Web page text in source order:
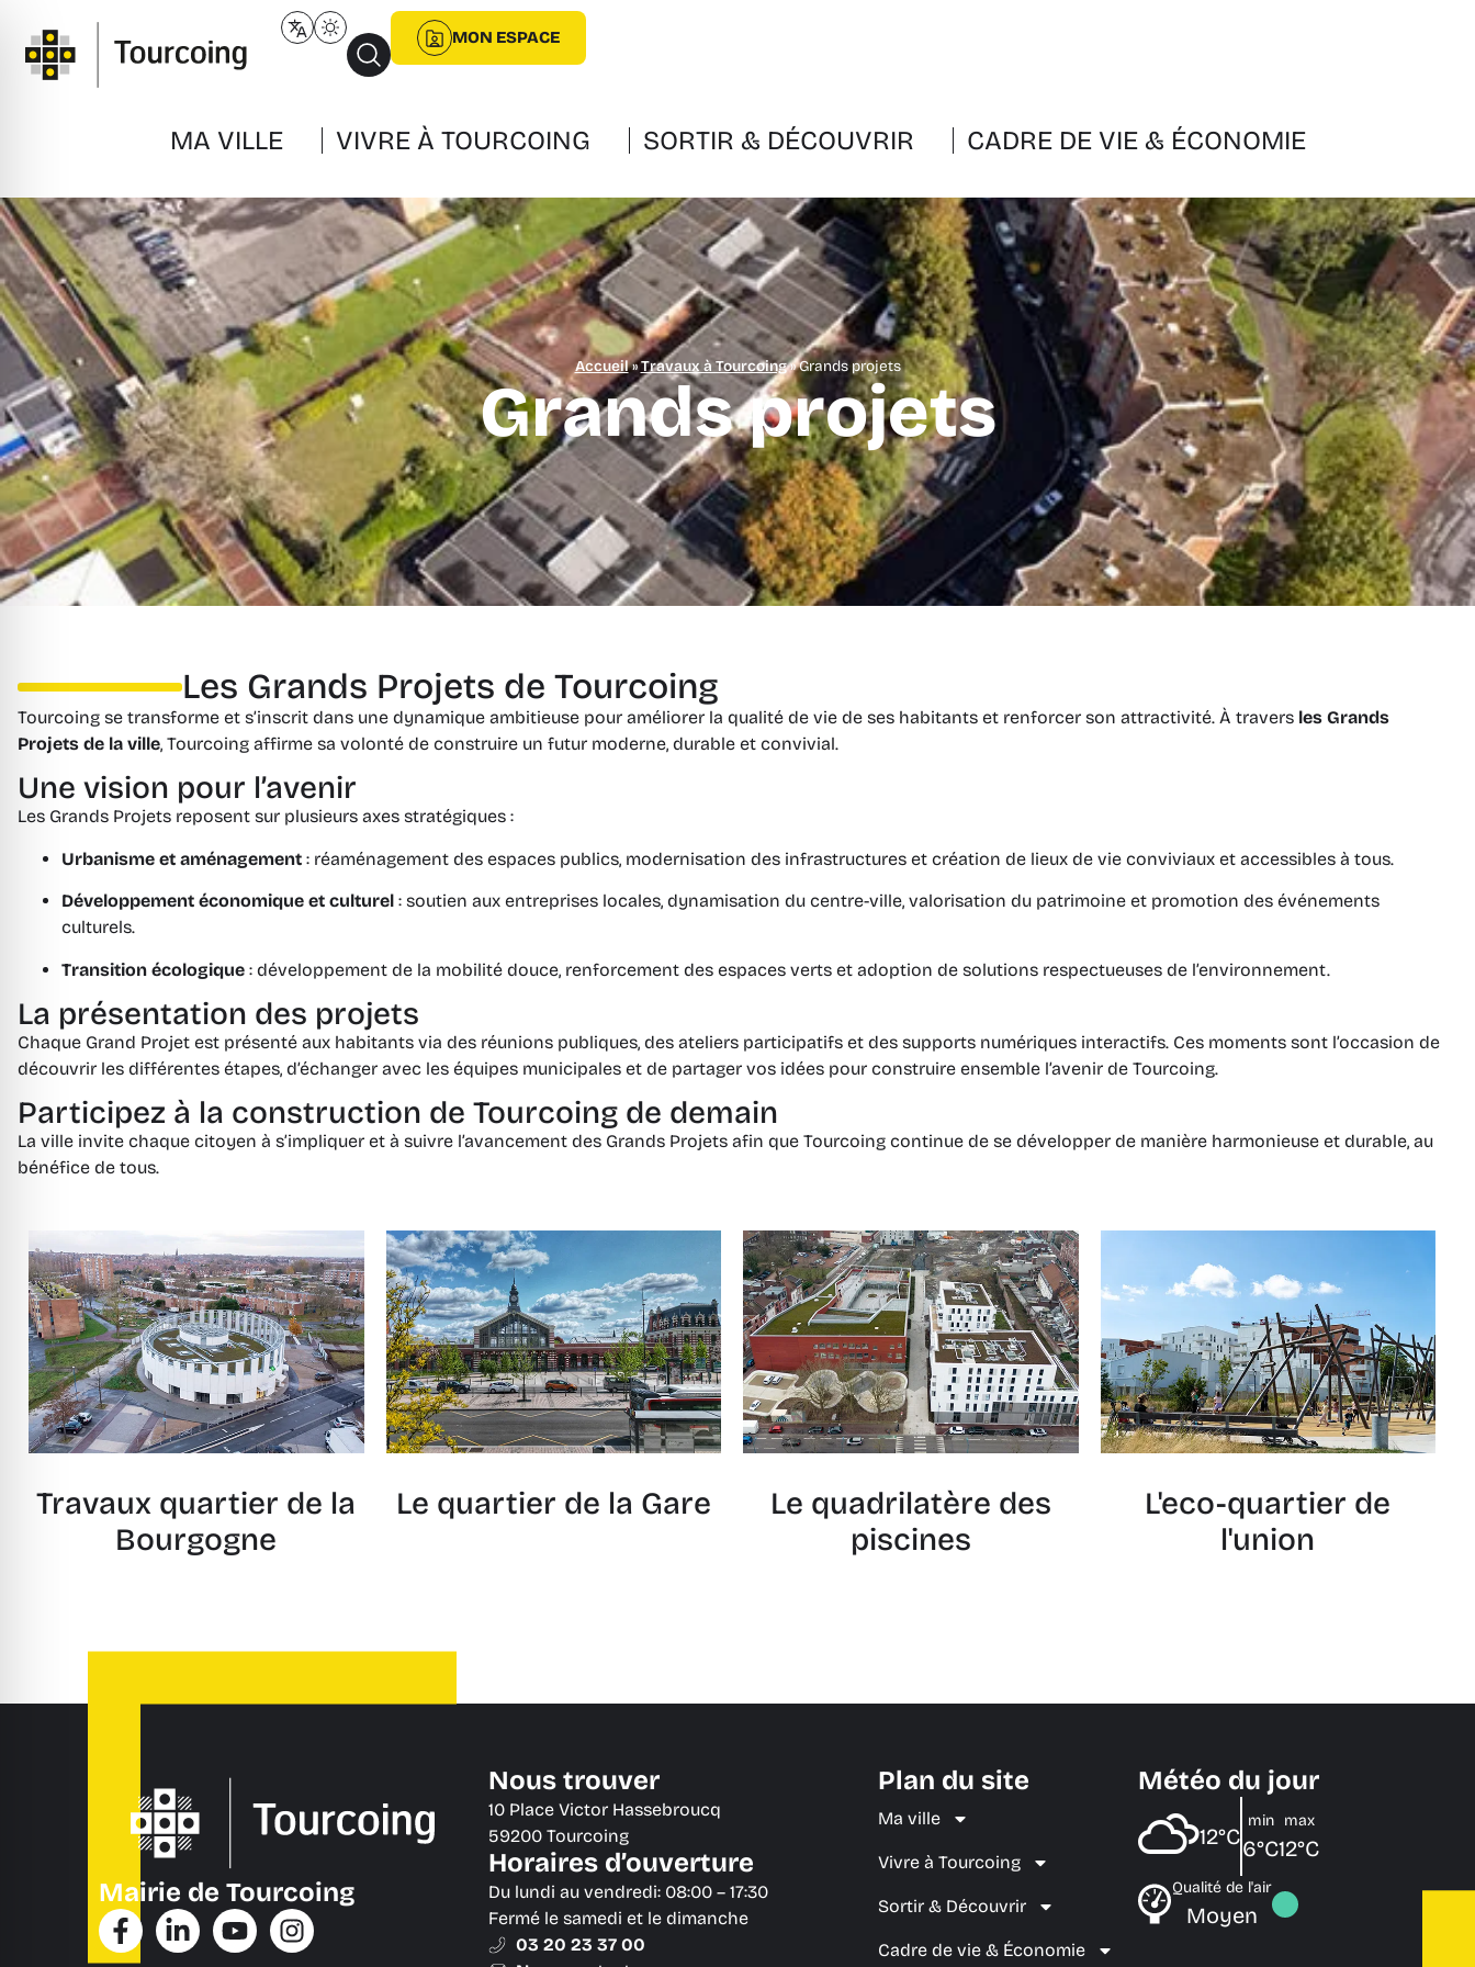
MON ESPACE
MA VILLE VIVRE À TOURCOING SORTIR & DÉCOUVRIR CADRE DE VIE & ÉCONOMIE
Accueil»Travaux à Tourcoing»Grands projets
Grands projets
Les Grands Projets de Tourcoing
Tourcoing se transforme et s’inscrit dans une dynamique ambitieuse pour améliorer la qualité de vie de ses habitants et renforcer son attractivité. À travers les Grands
Projets de la ville, Tourcoing affirme sa volonté de construire un futur moderne, durable et convivial.
Une vision pour l’avenir
Les Grands Projets reposent sur plusieurs axes stratégiques :
Urbanisme et aménagement : réaménagement des espaces publics, modernisation des infrastructures et création de lieux de vie conviviaux et accessibles à tous.
Développement économique et culturel : soutien aux entreprises locales, dynamisation du centre-ville, valorisation du patrimoine et promotion des événements
culturels.
Transition écologique : développement de la mobilité douce, renforcement des espaces verts et adoption de solutions respectueuses de l’environnement.
La présentation des projets
Chaque Grand Projet est présenté aux habitants via des réunions publiques, des ateliers participatifs et des supports numériques interactifs. Ces moments sont l’occasion de
découvrir les différentes étapes, d’échanger avec les équipes municipales et de partager vos idées pour construire ensemble l’avenir de Tourcoing.
Participez à la construction de Tourcoing de demain
La ville invite chaque citoyen à s’impliquer et à suivre l’avancement des Grands Projets afin que Tourcoing continue de se développer de manière harmonieuse et durable, au
bénéfice de tous.
Travaux quartier de la
Bourgogne
Le quartier de la Gare
Le quadrilatère des
piscines
L'eco-quartier de
l'union
Mairie de Tourcoing
Nous trouver
10 Place Victor Hassebroucq
59200 Tourcoing
Horaires d’ouverture
Du lundi au vendredi: 08:00 – 17:30
Fermé le samedi et le dimanche
03 20 23 37 00
Plan du site
Ma ville
Vivre à Tourcoing
Sortir & Découvrir
Cadre de vie & Économie
Météo du jour
12°C
min
6°C
max
12°C
Qualité de l'air
Moyen